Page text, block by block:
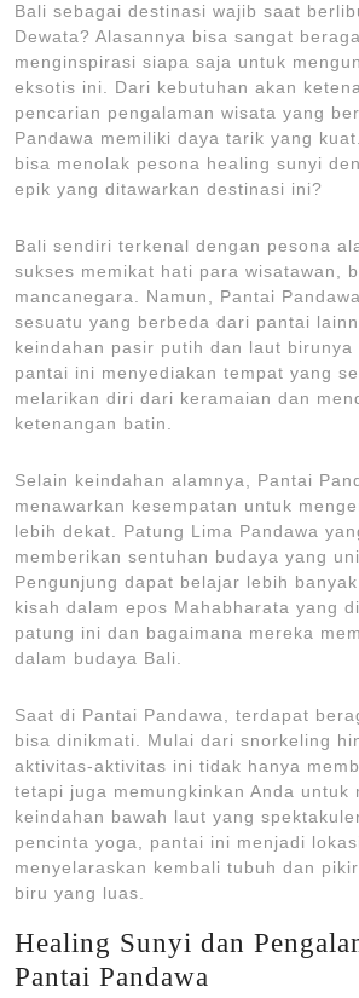
Bali sebagai destinasi wajib saat
Dewata? Alasannya bisa sangat
menginspirasi siapa saja untuk
eksotis ini. Dari kebutuhan akan
pencarian pengalaman wisata yang
Pandawa memiliki daya tarik yang
bisa menolak pesona healing sunyi
epik yang ditawarkan destinasi ini?
Bali sendiri terkenal dengan pesona
sukses memikat hati para wisatawan,
mancanegara. Namun, Pantai
sesuatu yang berbeda dari pantai
keindahan pasir putih dan laut birunya
pantai ini menyediakan tempat yang
melarikan diri dari keramaian dan
ketenangan batin.
Selain keindahan alamnya, Pantai
menawarkan kesempatan untuk
lebih dekat. Patung Lima Pandawa
memberikan sentuhan budaya yang
Pengunjung dapat belajar lebih
kisah dalam epos Mahabharata yang
patung ini dan bagaimana mereka
dalam budaya Bali.
Saat di Pantai Pandawa, terdapat
bisa dinikmati. Mulai dari snorkeling
aktivitas-aktivitas ini tidak hanya
tetapi juga memungkinkan Anda untuk
keindahan bawah laut yang
pencinta yoga, pantai ini menjadi
menyelaraskan kembali tubuh dan
biru yang luas.
Healing Sunyi dan
Pantai Pandawa